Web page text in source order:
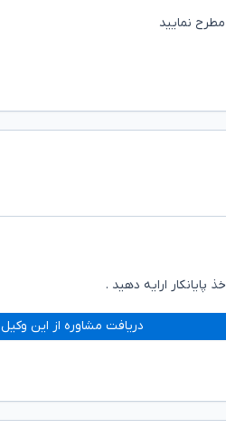
نمایید
پایانکار ارایه دهید .
دریافت مشاوره از این وکیل